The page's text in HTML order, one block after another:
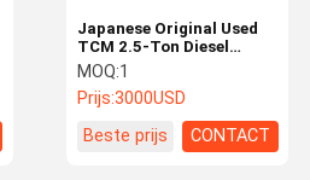
Japanese Original Used
TCM 2.5-Ton Diesel
Forklift with 3-Stage
Heavy-Duty Steel Build
for Demanding
Environments
MOQ:1
Prijs:3000USD
Beste prijs
CONTACT